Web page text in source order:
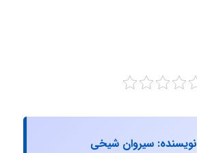
نویسنده: سیروان شیخی